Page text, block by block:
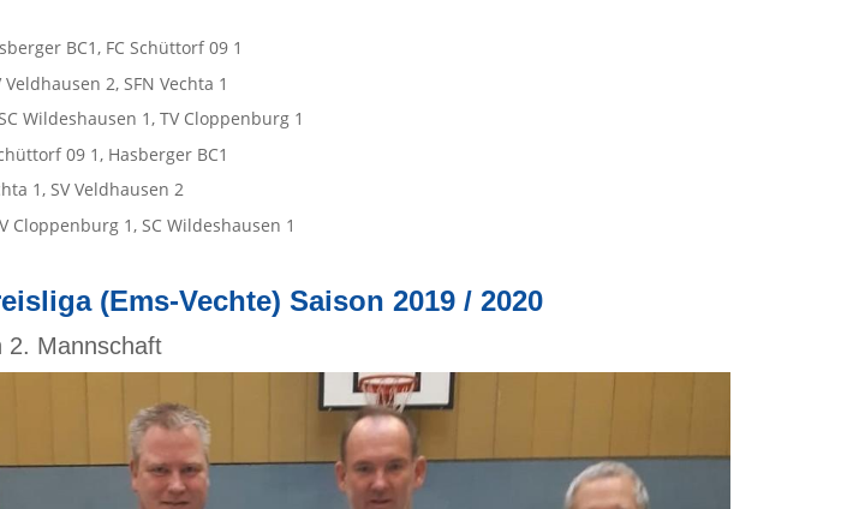
BC1, FC Schüttorf 09 1
2, SFN Vechta 1
Wildeshausen 1, TV Cloppenburg 1
09 1, Hasberger BC1
1, SV Veldhausen 2
Cloppenburg 1, SC Wildeshausen 1
(Ems-Vechte) Saison 2019 / 2020
2. Mannschaft